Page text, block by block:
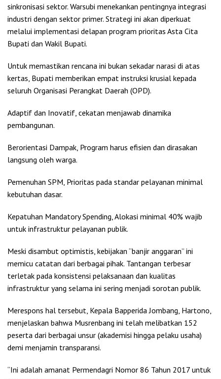
sinkronisasi sektor. Warsubi menekankan pentingnya integrasi
industri dengan sektor primer. Strategi ini akan diperkuat
melalui implementasi delapan program prioritas Asta Cita
Bupati dan Wakil Bupati.
Untuk memastikan rencana ini bukan sekadar narasi di atas
kertas, Bupati memberikan empat instruksi krusial kepada
seluruh Organisasi Perangkat Daerah (OPD).
Adaptif dan Inovatif, cekatan menjawab dinamika
pembangunan.
Berorientasi Dampak, Program harus efisien dan dirasakan
langsung oleh warga.
Pemenuhan SPM, Prioritas pada standar pelayanan minimal
kebutuhan dasar.
Kepatuhan Mandatory Spending, Alokasi minimal 40% wajib
untuk infrastruktur pelayanan publik.
Meski disambut optimistis, kebijakan “banjir anggaran” ini
memicu catatan dari berbagai pihak. Tantangan terbesar
terletak pada konsistensi pelaksanaan dan kualitas
infrastruktur yang selama ini sering menjadi sorotan publik.
Merespons hal tersebut, Kepala Bapperida Jombang, Hartono,
menjelaskan bahwa Musrenbang ini telah melibatkan 152
peserta dari berbagai unsur (akademisi hingga pelaku usaha)
demi menjamin transparansi.
“Ini adalah amanat Permendagri Nomor 86 Tahun 2017 untuk